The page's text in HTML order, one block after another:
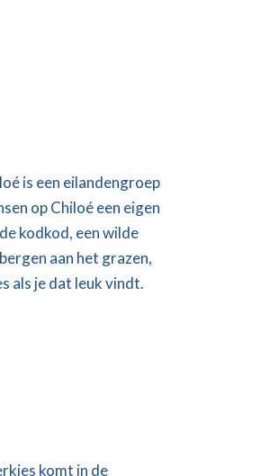
is een eilandengroep
op Chiloé een eigen
kodkod, een wilde
aan het grazen,
als je dat leuk vindt.
komt in de